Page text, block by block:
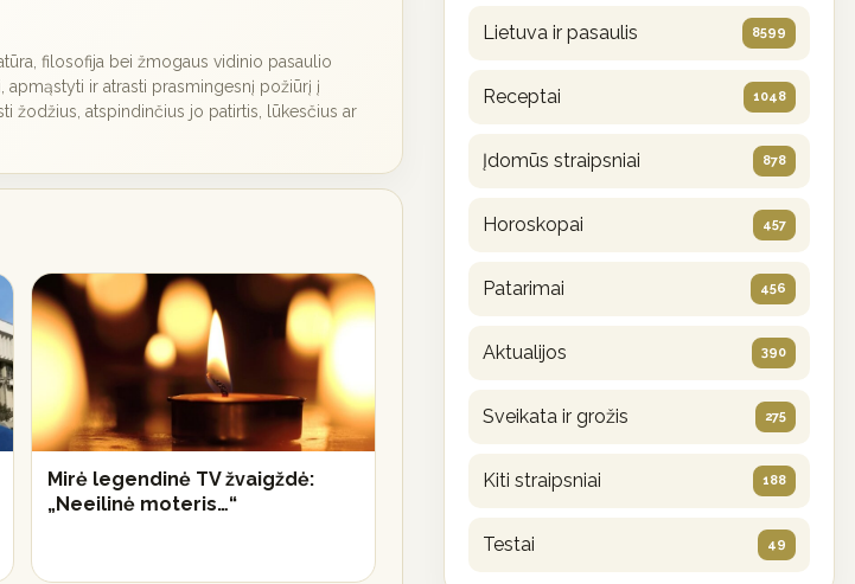
filosofija bei žmogaus vidinio pasaulio
ir atrasti prasmingesnį požiūrį į
žodžius, atspindinčius jo patirtis, lūkesčius ar
Mirė legendinė TV žvaigždė:
„Neeilinė moteris…“
Lietuva ir pasaulis 8599
Receptai 1048
Įdomūs straipsniai 878
Horoskopai 457
Patarimai 456
Aktualijos 390
Sveikata ir grožis 275
Kiti straipsniai 188
Testai 49